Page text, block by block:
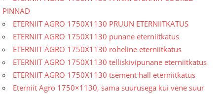
PINNAD
ETERNIIT AGRO 1750X1130 PRUUN ETERNIITKATUS
ETERNIIT AGRO 1750X1130 punane eterniitkatus
ETERNIIT AGRO 1750X1130 roheline eterniitkatus
ETERNIIT AGRO 1750X1130 telliskivipunane eterniitkatus
ETERNIIT AGRO 1750X1130 tsement hall eterniitkatus
Eterniit Agro 1750×1130, sama suurusega kui vene suur